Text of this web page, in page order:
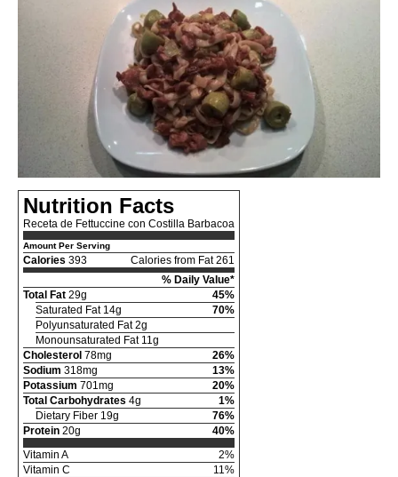
Nutrition Facts
Receta de Fettuccine con Costilla Barbacoa
Amount Per Serving
Calories 393
Calories from Fat 261
% Daily Value*
Total Fat 29g
45%
Saturated Fat 14g
70%
Polyunsaturated Fat 2g
Monounsaturated Fat 11g
Cholesterol 78mg
26%
Sodium 318mg
13%
Potassium 701mg
20%
Total Carbohydrates 4g
1%
Dietary Fiber 19g
76%
Protein 20g
40%
Vitamin A
2%
Vitamin C
11%